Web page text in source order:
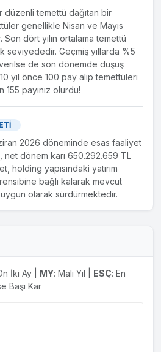
düzenli temettü dağıtan bir
genellikle Nisan ve Mayıs
dört yılın ortalama temettü
seviyededir. Geçmiş yıllarda %5
de son dönemde düşüş
yıl önce 100 pay alıp temettüleri
155 payınız olurdu!
2026 döneminde esas faaliyet
net dönem karı 650.292.659 TL
holding yapısındaki yatırım
bağlı kalarak mevcut
olarak sürdürmektedir.
İki Ay | MY: Mali Yıl | ESÇ: En
Başı Kar